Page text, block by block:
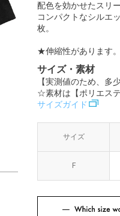
配色を効かせたスリ
コンパクトなシルエ
枚。
★伸縮性があります。
サイズ・素材
【実測値のため、多
☆素材は【ポリエステ
サイズガイド
サイズ
F
サイズ
F